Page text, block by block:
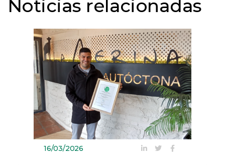
Noticias relacionadas
16/03/2026